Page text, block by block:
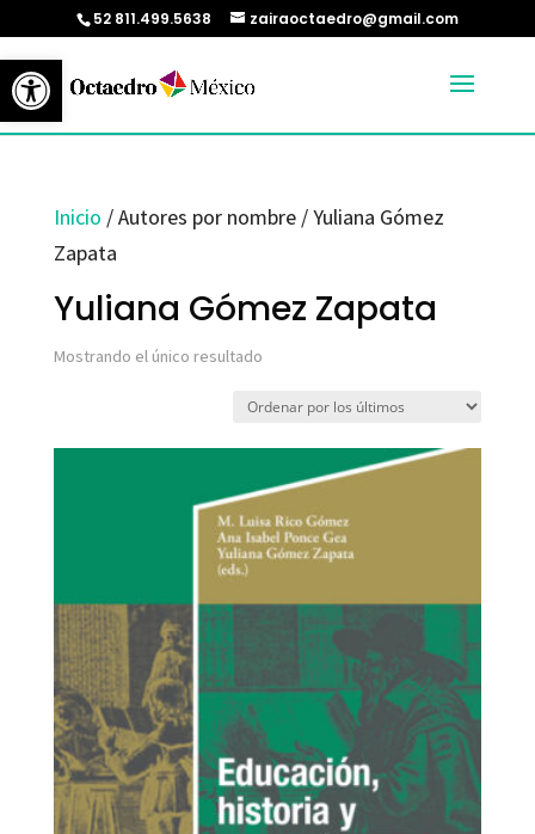
Abrir barra de herramientas
52 811.499.5638 zairaoctaedro@gmail.com
Inicio / Autores por nombre / Yuliana Gómez
Zapata
Yuliana Gómez Zapata
Mostrando el único resultado